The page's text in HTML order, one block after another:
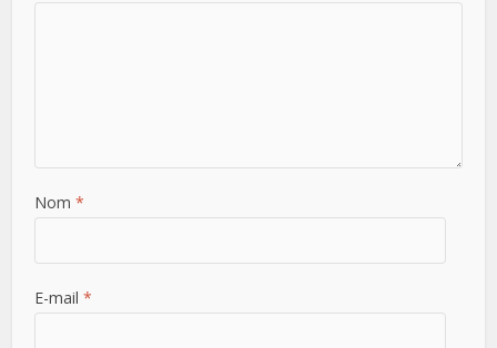
Nom*
E-mail*